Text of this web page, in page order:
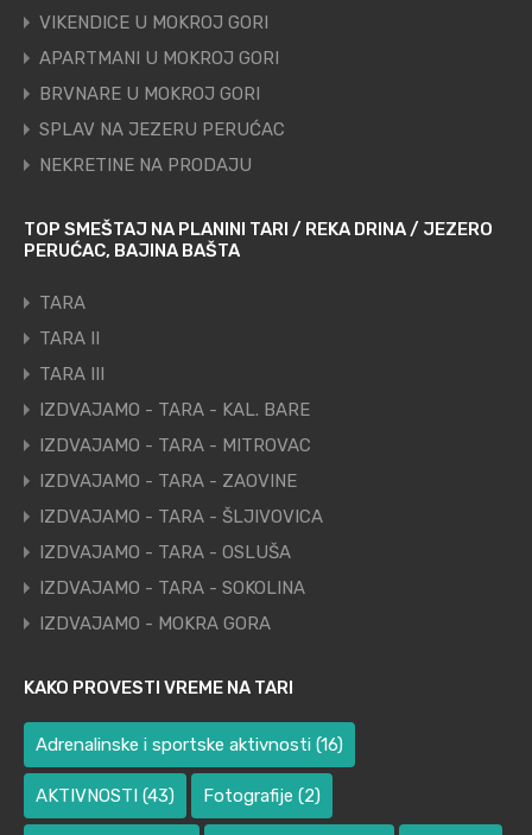
VIKENDICE U MOKROJ GORI
APARTMANI U MOKROJ GORI
BRVNARE U MOKROJ GORI
SPLAV NA JEZERU PERUĆAC
NEKRETINE NA PRODAJU
TOP SMEŠTAJ NA PLANINI TARI / REKA DRINA / JEZERO
PERUĆAC, BAJINA BAŠTA
TARA
TARA II
TARA III
IZDVAJAMO - TARA - KAL. BARE
IZDVAJAMO - TARA - MITROVAC
IZDVAJAMO - TARA - ZAOVINE
IZDVAJAMO - TARA - ŠLJIVOVICA
IZDVAJAMO - TARA - OSLUŠA
IZDVAJAMO - TARA - SOKOLINA
IZDVAJAMO - MOKRA GORA
KAKO PROVESTI VREME NA TARI
Adrenalinske i sportske aktivnosti (16)
AKTIVNOSTI (43) Fotografije (2)